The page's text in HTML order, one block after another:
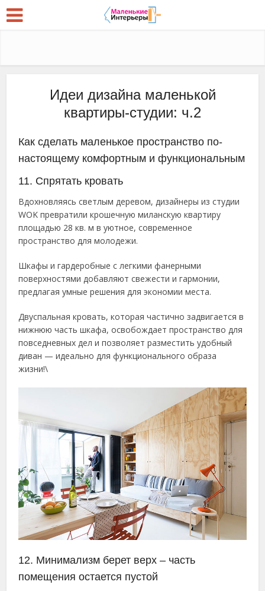
Идеи дизайна маленькой
квартиры-студии: ч.2
Как сделать маленькое пространство по-
настоящему комфортным и функциональным
11. Спрятать кровать
Вдохновляясь светлым деревом, дизайнеры из студии
WOK превратили крошечную миланскую квартиру
площадью 28 кв. м в уютное, современное
пространство для молодежи.
Шкафы и гардеробные с легкими фанерными
поверхностями добавляют свежести и гармонии,
предлагая умные решения для экономии места.
Двуспальная кровать, которая частично задвигается в
нижнюю часть шкафа, освобождает пространство для
повседневных дел и позволяет разместить удобный
диван — идеально для функционального образа
жизни!\
12. Минимализм берет верх – часть
помещения остается пустой